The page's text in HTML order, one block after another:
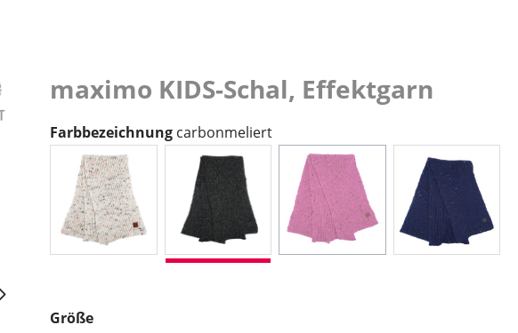
maximo KIDS-Schal, Effektgarn
Farbbezeichnungauswählen
carbonmeliert
beigemeliert
carbonmeliert dunkelpinkmeliert
(Diese Option ist zurzeit nicht
Größeauswählen